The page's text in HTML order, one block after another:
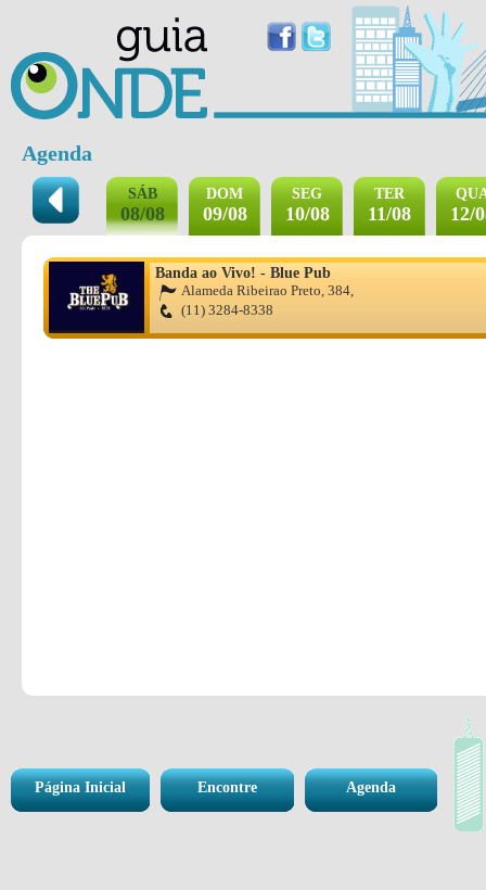
Agenda
SÁB
08/08
DOM
09/08
SEG
10/08
TER
11/08 12/
Banda ao Vivo! - Blue Pub
Alameda Ribeirao Preto, 384,
(11) 3284-8338
Página Inicial Encontre Agenda